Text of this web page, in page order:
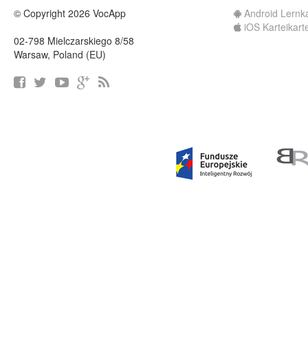
© Copyright 2026 VocApp
02-798 Mielczarskiego 8/58
Warsaw, Poland (EU)
Android
iOS